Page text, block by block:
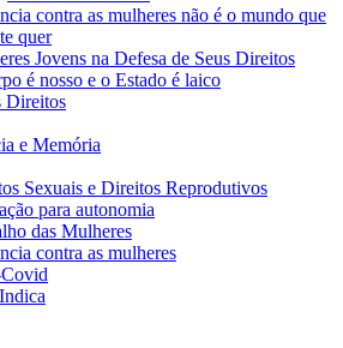
contra as mulheres não é o mundo que
quer
Jovens na Defesa de Seus Direitos
é nosso e o Estado é laico
Direitos
e Memória
Sexuais e Direitos Reprodutivos
para autonomia
das Mulheres
contra as mulheres